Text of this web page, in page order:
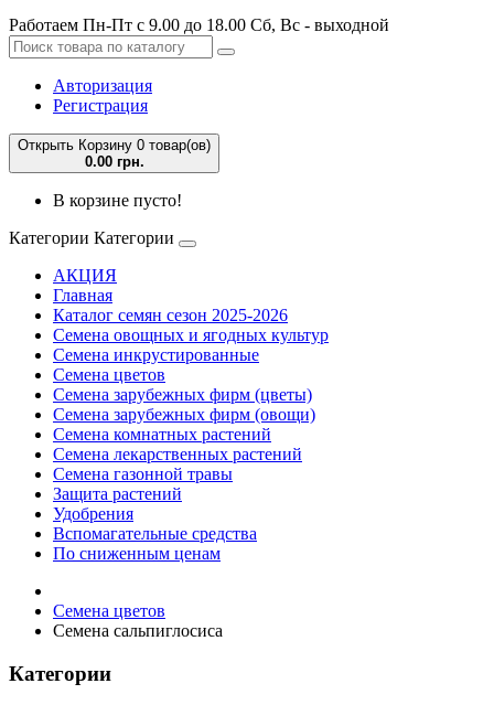
Работаем Пн-Пт с 9.00 до 18.00 Сб, Вс - выходной
Авторизация
Регистрация
Открыть Корзину 0 товар(ов)
0.00 грн.
В корзине пусто!
Категории Категории
АКЦИЯ
Главная
Каталог семян сезон 2025-2026
Семена овощных и ягодных культур
Семена инкрустированные
Семена цветов
Семена зарубежных фирм (цветы)
Семена зарубежных фирм (овощи)
Семена комнатных растений
Семена лекарственных растений
Семена газонной травы
Защита растений
Удобрения
Вспомагательные средства
По сниженным ценам
Семена цветов
Семена сальпиглосиса
Категории